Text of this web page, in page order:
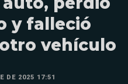
y falleció
vehículo
DE 2025 17:51